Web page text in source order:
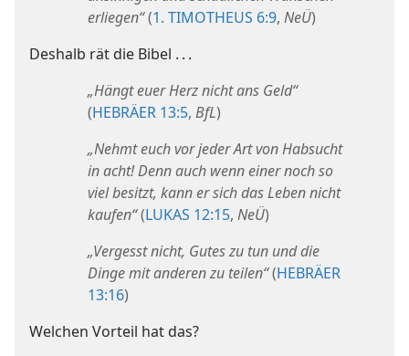
erliegen“(1. TIMOTHEUS 6:9, NeÜ)
Deshalb rät die Bibel . . .
„Hängt euer Herz nicht ans Geld“
(HEBRÄER 13:5, BfL)
„Nehmt euch vor jeder Art von Habsucht
in acht! Denn auch wenn einer noch so
viel besitzt, kann er sich das Leben nicht
kaufen“(LUKAS 12:15, NeÜ)
„Vergesst nicht, Gutes zu tun und die
Dinge mit anderen zu teilen“(HEBRÄER
13:16)
Welchen Vorteil hat das?